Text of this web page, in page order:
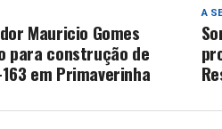
A
Mauricio Gomes
para construção de
em Primaverinha